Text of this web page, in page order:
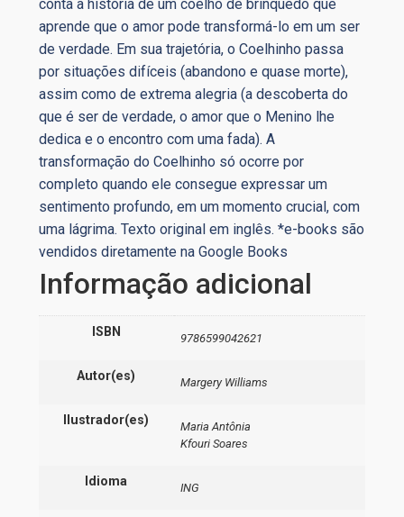
conta a história de um coelho de brinquedo que
aprende que o amor pode transformá-lo em um ser
de verdade. Em sua trajetória, o Coelhinho passa
por situações difíceis (abandono e quase morte),
assim como de extrema alegria (a descoberta do
que é ser de verdade, o amor que o Menino lhe
dedica e o encontro com uma fada). A
transformação do Coelhinho só ocorre por
completo quando ele consegue expressar um
sentimento profundo, em um momento crucial, com
uma lágrima. Texto original em inglês. *e-books são
vendidos diretamente na Google Books
Informação adicional
ISBN 9786599042621
Autor(es) Margery Williams
Ilustrador(es)
Maria Antônia
Kfouri Soares
Idioma ING